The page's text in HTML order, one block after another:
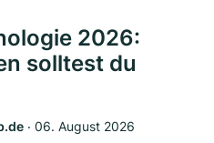
2026:
solltest du
‧ 06. August 2026